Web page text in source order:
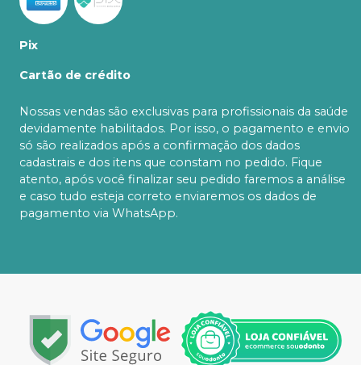
Pix
Cartão de crédito
Nossas vendas são exclusivas para profissionais da saúde
devidamente habilitados. Por isso, o pagamento e envio
só são realizados após a confirmação dos dados
cadastrais e dos itens que constam no pedido. Fique
atento, após você finalizar seu pedido faremos a análise
e caso tudo esteja correto enviaremos os dados de
pagamento via WhatsApp.